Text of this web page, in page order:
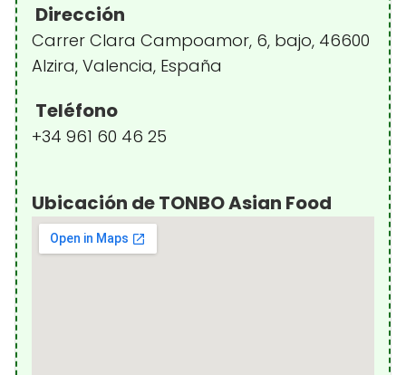
Dirección
Carrer Clara Campoamor, 6, bajo, 46600
Alzira, Valencia, España
Teléfono
+34 961 60 46 25
Ubicación de TONBO Asian Food